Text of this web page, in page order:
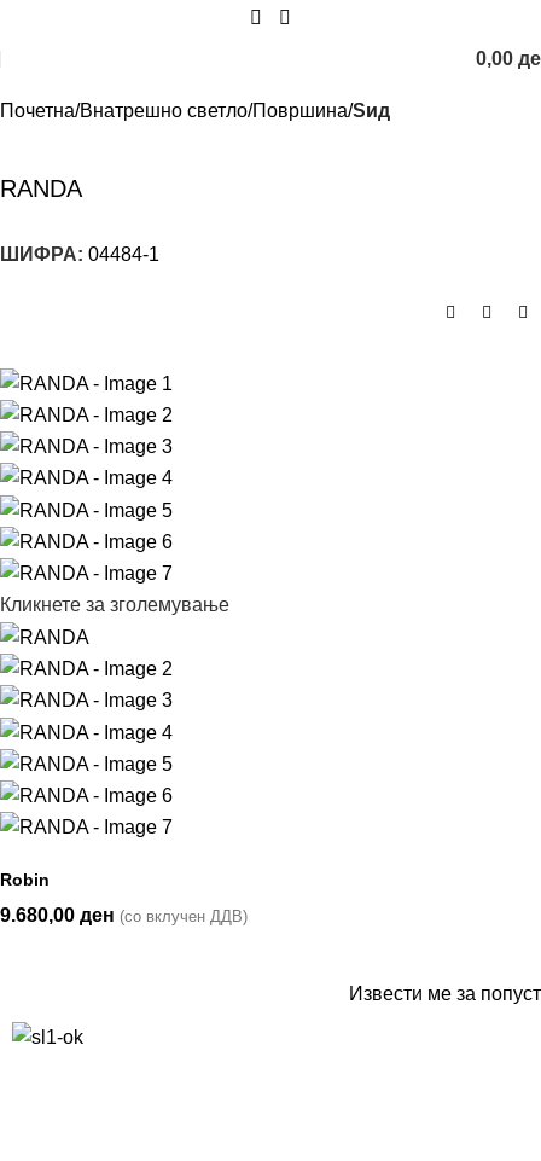
0,00
Почетна Внатрешно светло Површина Sид
RANDA
ШИФРА: 04484-1
Кликнете за зголемување
Robin
9.680,00 ден (со вклучен ДДВ)
Извести ме за попуст